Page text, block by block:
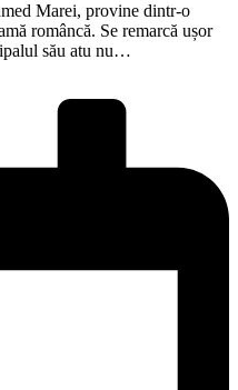
Marei, provine dintr-o
româncă. Se remarcă ușor
său atu nu…